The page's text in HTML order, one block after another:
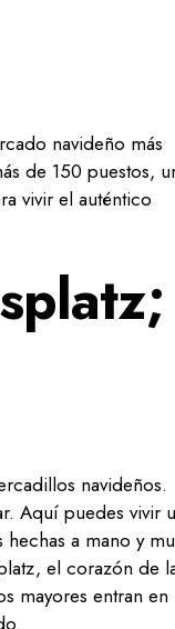
navideño más
de 150 puestos,
vivir el auténtico
navideños.
Aquí puedes vivir
a mano y
el corazón de
mayores entran en